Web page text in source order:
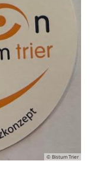
© Bistum Trier